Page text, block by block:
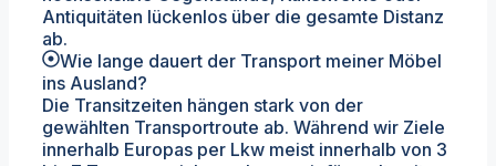
Antiquitäten lückenlos über die gesamte Distanz
ab.
Wie lange dauert der Transport meiner Möbel
ins Ausland?
Die Transitzeiten hängen stark von der
gewählten Transportroute ab. Während wir Ziele
innerhalb Europas per Lkw meist innerhalb von 3